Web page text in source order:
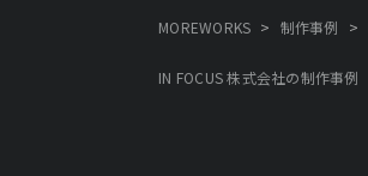
MOREWORKS > 制作事例 >
IN FOCUS 株式会社の制作事例